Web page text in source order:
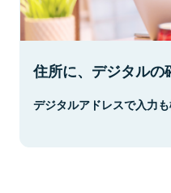
住所に、デジタルの
デジタルアドレスで入力も